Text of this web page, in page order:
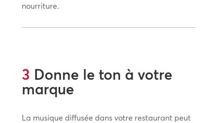
nourriture.
3 Donne le ton à votre
marque
La musique diffusée dans votre restaurant peut